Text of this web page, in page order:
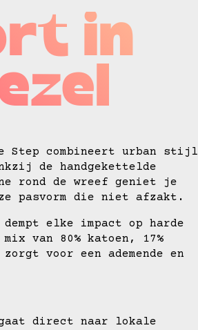
in
Step combineert urban stijl
de handgekettelde
rond de wreef geniet je
pasvorm die niet afzakt.
elke impact op harde
van 80% katoen, 17%
voor een ademende en
direct naar lokale